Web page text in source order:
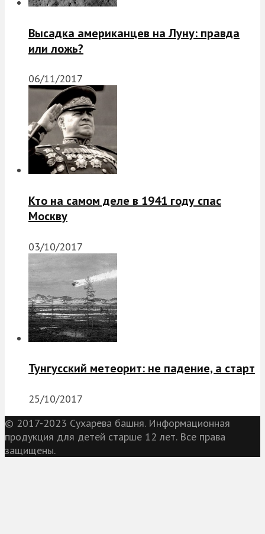
Высадка американцев на Луну: правда
или ложь?
06/11/2017
Кто на самом деле в 1941 году спас
Москву
03/10/2017
Тунгусский метеорит: не падение, а старт
25/10/2017
© 2017-2023 Сухарева башня. Информационная
продукция для детей старше 12 лет. Все права
защищены.